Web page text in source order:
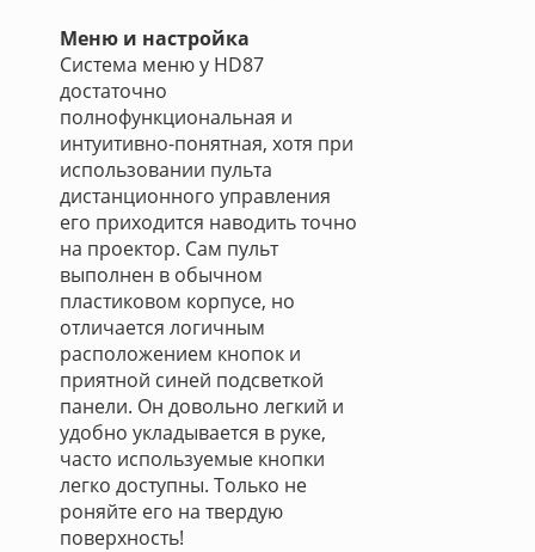
Меню и настройка
Система меню у HD87
достаточно
полнофункциональная и
интуитивно-понятная, хотя при
использовании пульта
дистанционного управления
его приходится наводить точно
на проектор. Сам пульт
выполнен в обычном
пластиковом корпусе, но
отличается логичным
расположением кнопок и
приятной синей подсветкой
панели. Он довольно легкий и
удобно укладывается в руке,
часто используемые кнопки
легко доступны. Только не
роняйте его на твердую
поверхность!